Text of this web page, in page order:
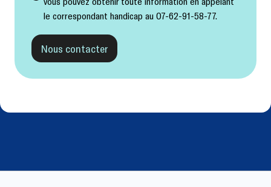
le correspondant handicap au 07-62-91-58-77.
Nous contacter